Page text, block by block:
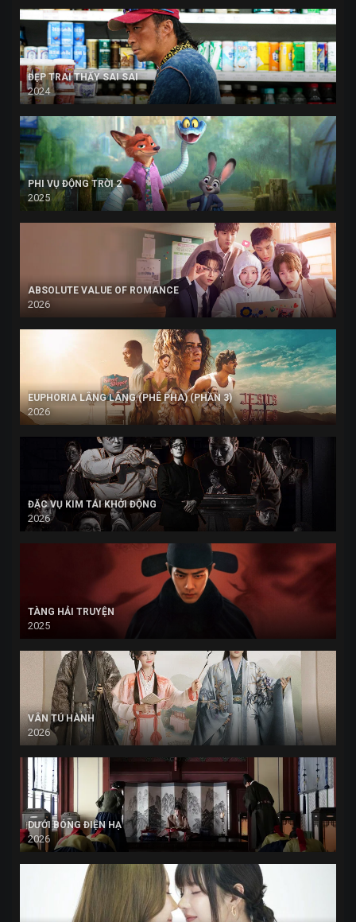
ĐẸP TRAI THẤY SAI SAI
2024
PHI VỤ ĐỘNG TRỜI 2
2025
ABSOLUTE VALUE OF ROMANCE
2026
EUPHORIA LÂNG LÂNG (PHÊ PHA) (PHẦN 3)
2026
ĐẶC VỤ KIM TÁI KHỞI ĐỘNG
2026
TÀNG HẢI TRUYỆN
2025
VÂN TÚ HÀNH
2026
DƯỚI BÓNG ĐIỆN HẠ
2026